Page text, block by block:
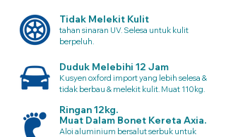
Tidak Melekit Kulit
tahan sinaran UV. Selesa untuk kulit
berpeluh.
Duduk Melebihi 12 Jam
Kusyen oxford import yang lebih selesa &
tidak berbau & melekit kulit. Muat 110kg.
Ringan 12kg.
Muat Dalam Bonet Kereta Axia.
Aloi aluminium bersalut serbuk untuk